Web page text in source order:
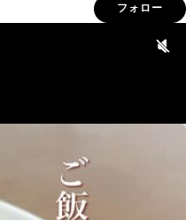
フォロー